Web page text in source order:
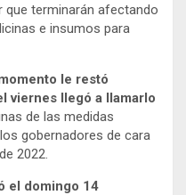
que terminarán afectando
e insumos para
le restó
viernes llegó a llamarlo
de las medidas
gobernadores de cara
2022.
el domingo 14